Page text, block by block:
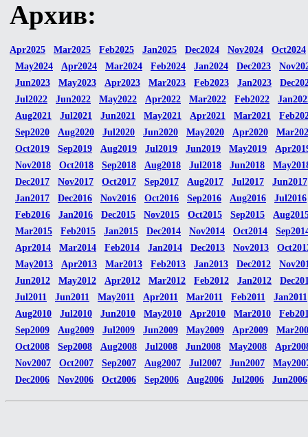
Архив:
Apr2025 Mar2025 Feb2025 Jan2025 Dec2024 Nov2024
Oct2024
May2024
Apr2024 Mar2024 Feb2024 Jan2024 Dec2023
Jun2023
May2023 Apr2023 Mar2023 Feb2023 Jan2023
Jul2022
Jun2022 May2022 Apr2022 Mar2022 Feb2022
Aug2021
Jul2021 Jun2021 May2021 Apr2021 Mar2021
Sep2020
Aug2020 Jul2020 Jun2020 May2020 Apr2020
Oct2019
Sep2019 Aug2019 Jul2019 Jun2019 May2019
Nov2018
Oct2018 Sep2018 Aug2018 Jul2018 Jun2018
Dec2017
Nov2017 Oct2017 Sep2017 Aug2017 Jul2017
Jun2017
Jan2017
Dec2016 Nov2016 Oct2016 Sep2016 Aug2016
Jul2016
Feb2016
Jan2016 Dec2015 Nov2015 Oct2015 Sep2015
Mar2015
Feb2015 Jan2015 Dec2014 Nov2014 Oct2014
Apr2014
Mar2014 Feb2014 Jan2014 Dec2013 Nov2013
May2013
Apr2013 Mar2013 Feb2013 Jan2013 Dec2012
Jun2012
May2012 Apr2012 Mar2012 Feb2012 Jan2012
Jul2011
Jun2011 May2011 Apr2011 Mar2011 Feb2011
Jan2011
Aug2010
Jul2010 Jun2010 May2010 Apr2010 Mar2010
Sep2009
Aug2009 Jul2009 Jun2009 May2009 Apr2009
Oct2008
Sep2008 Aug2008 Jul2008 Jun2008 May2008
Nov2007
Oct2007 Sep2007 Aug2007 Jul2007 Jun2007
Dec2006
Nov2006 Oct2006 Sep2006 Aug2006 Jul2006 Jun2006